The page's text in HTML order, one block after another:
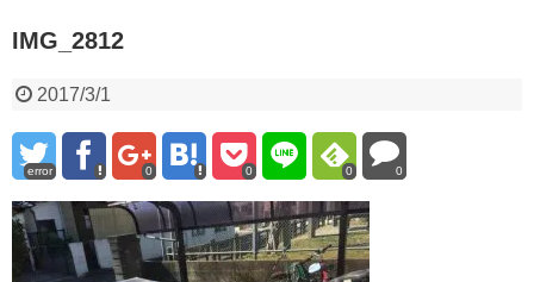
IMG_2812
2017/3/1
error 0 0 0 0